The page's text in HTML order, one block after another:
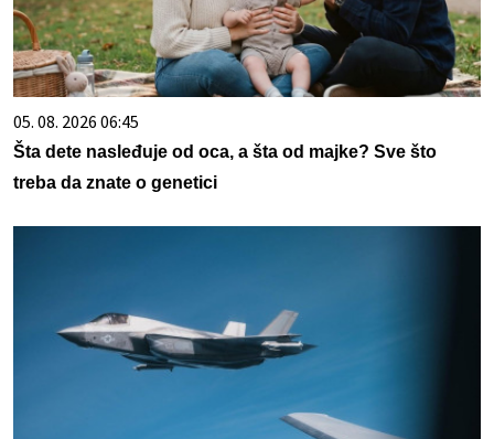
05. 08. 2026 06:45
Šta dete nasleđuje od oca, a šta od majke? Sve što
treba da znate o genetici